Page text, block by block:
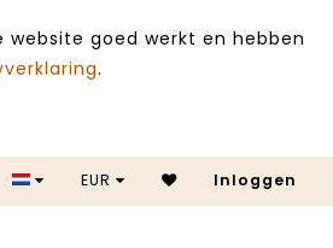
goed werkt en hebben
.
SALE
EUR Inloggen